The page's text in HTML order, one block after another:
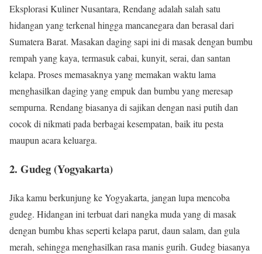
Eksplorasi Kuliner Nusantara, Rendang adalah salah satu
hidangan yang terkenal hingga mancanegara dan berasal dari
Sumatera Barat. Masakan daging sapi ini di masak dengan bumbu
rempah yang kaya, termasuk cabai, kunyit, serai, dan santan
kelapa. Proses memasaknya yang memakan waktu lama
menghasilkan daging yang empuk dan bumbu yang meresap
sempurna. Rendang biasanya di sajikan dengan nasi putih dan
cocok di nikmati pada berbagai kesempatan, baik itu pesta
maupun acara keluarga.
2. Gudeg (Yogyakarta)
Jika kamu berkunjung ke Yogyakarta, jangan lupa mencoba
gudeg. Hidangan ini terbuat dari nangka muda yang di masak
dengan bumbu khas seperti kelapa parut, daun salam, dan gula
merah, sehingga menghasilkan rasa manis gurih. Gudeg biasanya